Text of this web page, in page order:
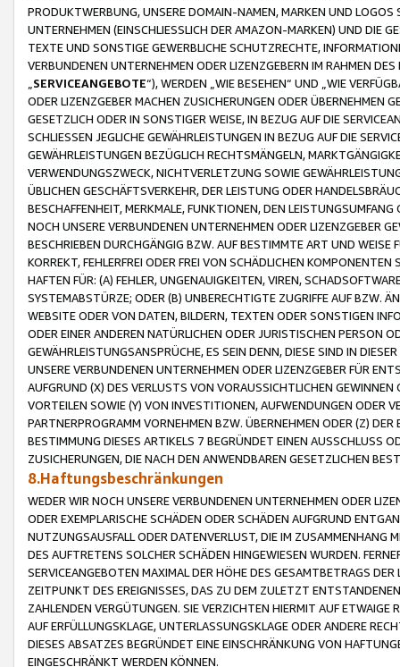
PRODUKTWERBUNG, UNSERE DOMAIN-NAMEN, MARKEN UND
UNTERNEHMEN (EINSCHLIESSLICH DER AMAZON-MARKEN) UND DIE
TEXTE UND SONSTIGE GEWERBLICHE SCHUTZRECHTE,
VERBUNDENEN UNTERNEHMEN ODER LIZENZGEBERN IM RAHMEN
SERVICEANGEBOTE“), WERDEN „WIE BESEHEN“ UND „WIE
ODER LIZENZGEBER MACHEN ZUSICHERUNGEN ODER ÜBERNEHMEN
GESETZLICH ODER IN SONSTIGER WEISE, IN BEZUG AUF DIE
SCHLIESSEN JEGLICHE GEWÄHRLEISTUNGEN IN BEZUG AUF DIE
GEWÄHRLEISTUNGEN BEZÜGLICH RECHTSMÄNGELN,
VERWENDUNGSZWECK, NICHTVERLETZUNG SOWIE
ÜBLICHEN GESCHÄFTSVERKEHR, DER LEISTUNG ODER
BESCHAFFENHEIT, MERKMALE, FUNKTIONEN, DEN
NOCH UNSERE VERBUNDENEN UNTERNEHMEN ODER LIZENZGEBER
BESCHRIEBEN DURCHGÄNGIG BZW. AUF BESTIMMTE ART UND
KORREKT, FEHLERFREI ODER FREI VON SCHÄDLICHEN
HAFTEN FÜR: (A) FEHLER, UNGENAUIGKEITEN, VIREN,
SYSTEMABSTÜRZE; ODER (B) UNBERECHTIGTE ZUGRIFFE AUF BZW.
WEBSITE ODER VON DATEN, BILDERN, TEXTEN ODER SONSTIGEN
ODER EINER ANDEREN NATÜRLICHEN ODER JURISTISCHEN PERSON
GEWÄHRLEISTUNGSANSPRÜCHE, ES SEIN DENN, DIESE SIND IN
UNSERE VERBUNDENEN UNTERNEHMEN ODER LIZENZGEBER FÜR
AUFGRUND (X) DES VERLUSTS VON VORAUSSICHTLICHEN
VORTEILEN SOWIE (Y) VON INVESTITIONEN, AUFWENDUNGEN ODER
PARTNERPROGRAMM VORNEHMEN BZW. ÜBERNEHMEN ODER (Z)
BESTIMMUNG DIESES ARTIKELS 7 BEGRÜNDET EINEN AUSSCHLUSS
ZUSICHERUNGEN, DIE NACH DEN ANWENDBAREN GESETZLICHEN
8.Haftungsbeschränkungen
WEDER WIR NOCH UNSERE VERBUNDENEN UNTERNEHMEN ODER
ODER EXEMPLARISCHE SCHÄDEN ODER SCHÄDEN AUFGRUND
NUTZUNGSAUSFALL ODER DATENVERLUST, DIE IM ZUSAMMENHANG
DES AUFTRETENS SOLCHER SCHÄDEN HINGEWIESEN WURDEN.
SERVICEANGEBOTEN MAXIMAL DER HÖHE DES GESAMTBETRAGS
ZEITPUNKT DES EREIGNISSES, DAS ZU DEM ZULETZT
ZAHLENDEN VERGÜTUNGEN. SIE VERZICHTEN HIERMIT AUF
AUF ERFÜLLUNGSKLAGE, UNTERLASSUNGSKLAGE ODER ANDERE
DIESES ABSATZES BEGRÜNDET EINE EINSCHRÄNKUNG VON
EINGESCHRÄNKT WERDEN KÖNNEN.